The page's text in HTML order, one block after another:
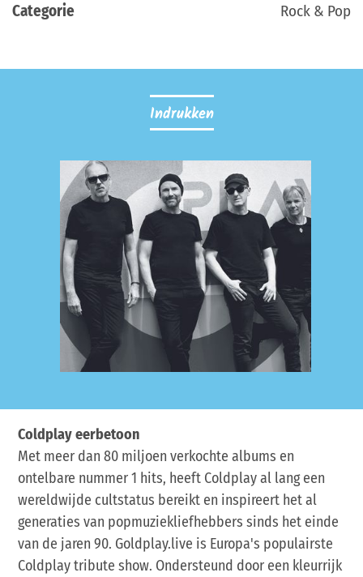
Categorie Rock & Pop
Indrukken
Coldplay eerbetoon
Met meer dan 80 miljoen verkochte albums en
ontelbare nummer 1 hits, heeft Coldplay al lang een
wereldwijde cultstatus bereikt en inspireert het al
generaties van popmuziekliefhebbers sinds het einde
van de jaren 90. Goldplay.live is Europa's populairste
Coldplay tribute show. Ondersteund door een kleurrijk